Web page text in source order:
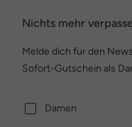
Nichts mehr
Melde dich für den
Sofort-Gutschein als
Damen